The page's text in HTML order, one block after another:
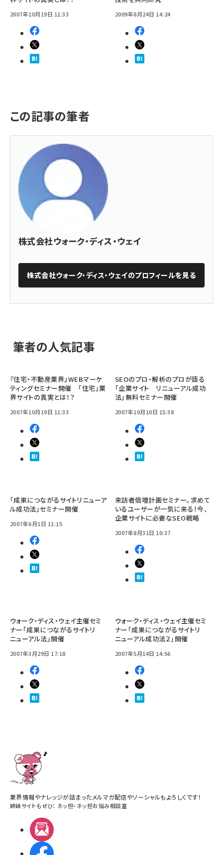
2007年10月19日 11:33 2009年8月24日 14:24
この記事の筆者
株式会社ウォーク・ディス・ウェイ
株式会社ウォーク・ディス・ウェイのプロフィールを見る
筆者の人気記事
『住宅・不動産業界』WEBマーケ
ティングセミナー開催 「住宅」業
界サイトの真実とは！？
2007年10月19日 11:33
SEOのプロ・解析のプロが語る
「企業サイト リニューアル成功
法」無料セミナー開催
2007年10月10日 15:38
「成果につながるサイトリニューア
ル成功法」セミナー開催
2007年6月1日 11:15
来訪者倍増計画セミナー。求めて
いるユーザーが一気に来る！今、
企業サイトに必要なSEO戦略
2007年8月31日 10:37
ウォーク・ディス・ウェイ主催セミ
ナー「成果につながるサイトリ
ニューアル法」開催
2007年3月29日 17:18
ウォーク・ディス・ウェイ主催セミ
ナー「成果につながるサイトリ
ニューアル成功法２」開催
2007年5月14日 14:56
業界情報やナレッジが詰まったメルマガ配信やソーシャルもよろしくです！
姉妹サイトもぜひ： ネッ担・ ネッ担お悩み相談室